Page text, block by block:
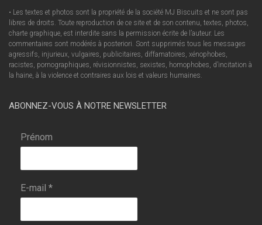
• Les textes et photos sont la propriété de la société MJ Biscuits et ne sont pas
libres de droits. Toute reproduction de ce site et de son contenu, textes, photos,
charte graphique, est interdite sans la permission écrite de l’auteur. Les
commentaires sont modérés à posteriori. Sont supprimés tous les messages
agressifs, injurieux, vulgaires, publicitaires, diffamatoires, xénophobes,
racistes, pornographiques, révisionnistes, sexistes, homophobes, d’incitation à
la haine, à la violence et contraires aux lois et valeurs humaines.
ABONNEZ-VOUS À NOTRE NEWSLETTER
Prénom
E-mail *